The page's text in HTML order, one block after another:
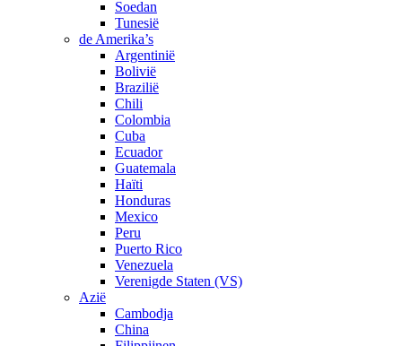
Soedan
Tunesië
de Amerika’s
Argentinië
Bolivië
Brazilië
Chili
Colombia
Cuba
Ecuador
Guatemala
Haïti
Honduras
Mexico
Peru
Puerto Rico
Venezuela
Verenigde Staten (VS)
Azië
Cambodja
China